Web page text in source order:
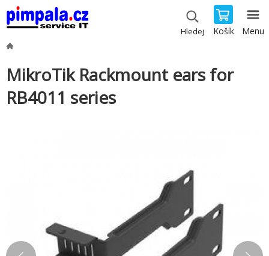
Hledej Košík Menu
MikroTik Rackmount ears for
RB4011 series